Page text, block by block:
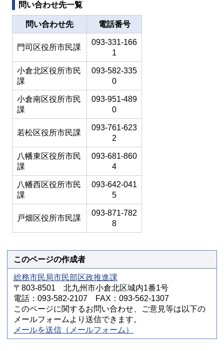
問い合わせ先一覧
問い合わせ先 電話番号
門司区役所市民課
093-331-166
1
小倉北区役所市民
課
093-582-335
0
小倉南区役所市民
課
093-951-489
0
若松区役所市民課
093-761-623
2
八幡東区役所市民
課
093-681-860
4
八幡西区役所市民
課
093-642-041
5
戸畑区役所市民課
093-871-782
8
このページの作成者
総務市民局市民部区政推進課
〒803-8501 北九州市小倉北区城内1番1号
電話：093-582-2107 FAX：093-562-1307
このページに関するお問い合わせ、ご意見等は以下の
メールフォームより送信できます。
メールを送信（メールフォーム）